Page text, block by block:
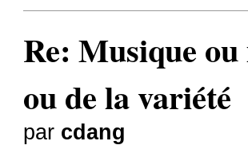
Re: Musique
ou de la variété
par cdang